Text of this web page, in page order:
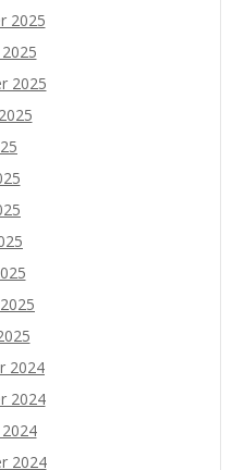
2025
2025
2024
2024
2024